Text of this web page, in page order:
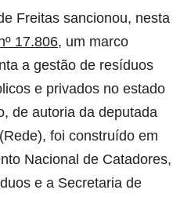
Freitas sancionou, nesta
17.806, um marco
a gestão de resíduos
e privados no estado
de autoria da deputada
foi construído em
Nacional de Catadores,
e a Secretaria de